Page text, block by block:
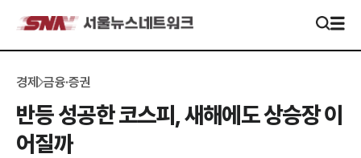
경제 금융·증권
반등 성공한 코스피, 새해에도 상승장 이
어질까